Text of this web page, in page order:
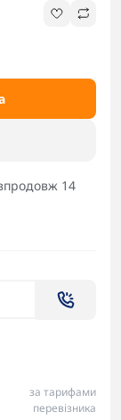
14
за тарифами
перевізника